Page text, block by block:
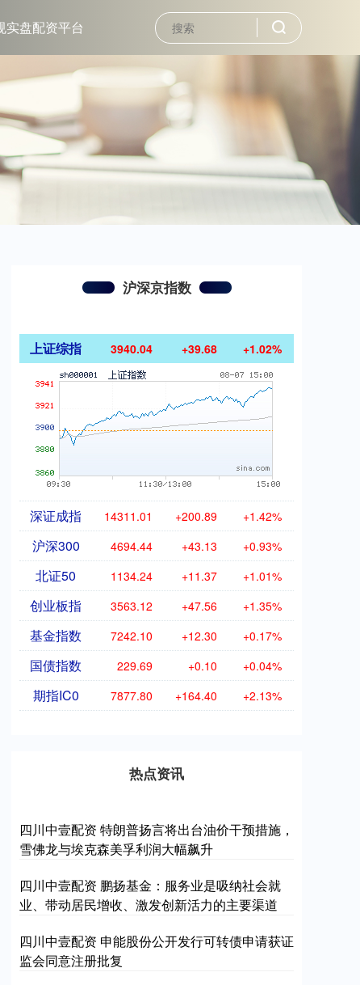
实盘配资平台
沪深京指数
上证综指 3940.04 +39.68 +1.02%
深证成指 14311.01 +200.89 +1.42%
沪深300 4694.44 +43.13 +0.93%
北证50 1134.24 +11.37 +1.01%
创业板指 3563.12 +47.56 +1.35%
基金指数 7242.10 +12.30 +0.17%
国债指数 229.69 +0.10 +0.04%
期指IC0 7877.80 +164.40 +2.13%
热点资讯
四川中壹配资 特朗普扬言将出台油价干预措施，
雪佛龙与埃克森美孚利润大幅飙升
四川中壹配资 鹏扬基金：服务业是吸纳社会就
业、带动居民增收、激发创新活力的主要渠道
四川中壹配资 申能股份公开发行可转债申请获证
监会同意注册批复